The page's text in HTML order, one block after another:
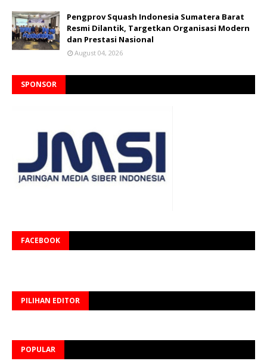
Pengprov Squash Indonesia Sumatera Barat
Resmi Dilantik, Targetkan Organisasi Modern
dan Prestasi Nasional
August 04, 2026
SPONSOR
FACEBOOK
PILIHAN EDITOR
POPULAR